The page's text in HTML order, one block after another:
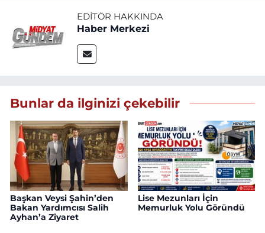
EDITÖR HAKKINDA
Haber Merkezi
Bunlar da ilginizi çekebilir
Başkan Veysi Şahin’den
Bakan Yardımcısı Salih
Ayhan’a Ziyaret
Lise Mezunları İçin
Memurluk Yolu Göründü